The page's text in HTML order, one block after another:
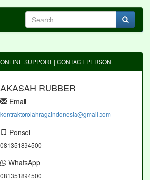
ONLINE SUPPORT | CONTACT PERSON
AKASAH RUBBER
Email
kontraktorolahragaindonesia@gmail.com
Ponsel
081351894500
WhatsApp
081351894500